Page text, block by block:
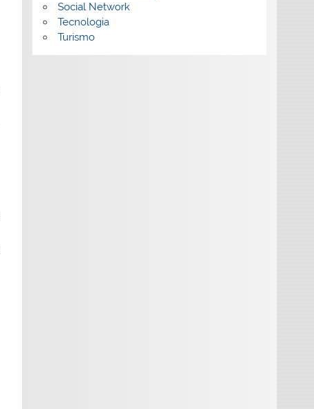
Social Network
Tecnologia
Turismo